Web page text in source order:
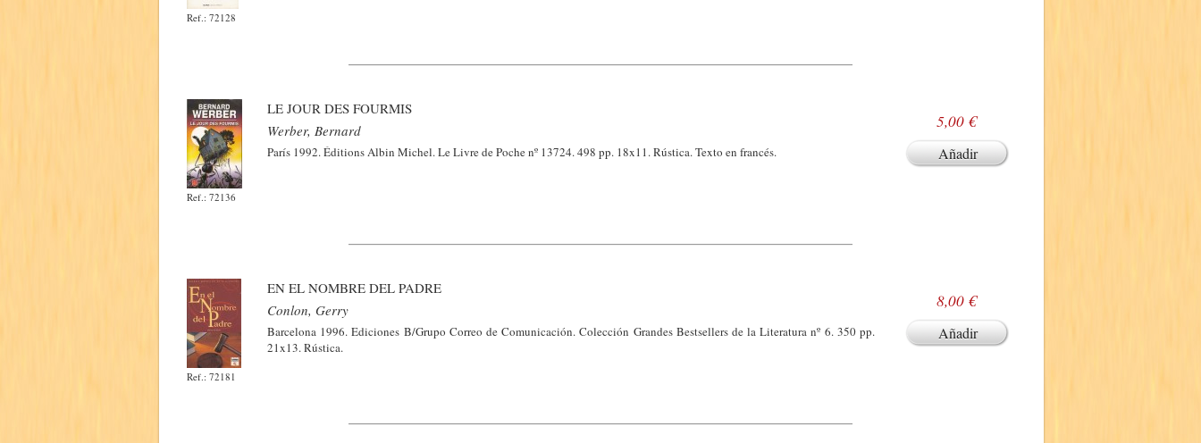
Ref.: 72128
Ref.: 72136
LE JOUR DES FOURMIS
Werber, Bernard
París 1992. Éditions Albin Michel. Le Livre de Poche nº 13724. 498 pp. 18x11. Rústica. Texto en francés.
5,00 €
Añadir
Ref.: 72181
EN EL NOMBRE DEL PADRE
Conlon, Gerry
Barcelona 1996. Ediciones B/Grupo Correo de Comunicación. Colección Grandes Bestsellers de la Literatura nº 6. 350 pp.
21x13. Rústica.
8,00 €
Añadir